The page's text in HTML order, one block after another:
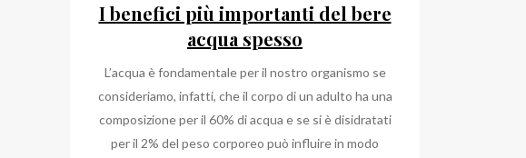
I benefici più importanti del bere
acqua spesso
L’acqua è fondamentale per il nostro organismo se
consideriamo, infatti, che il corpo di un adulto ha una
composizione per il 60% di acqua e se si è disidratati
per il 2% del peso corporeo può influire in modo